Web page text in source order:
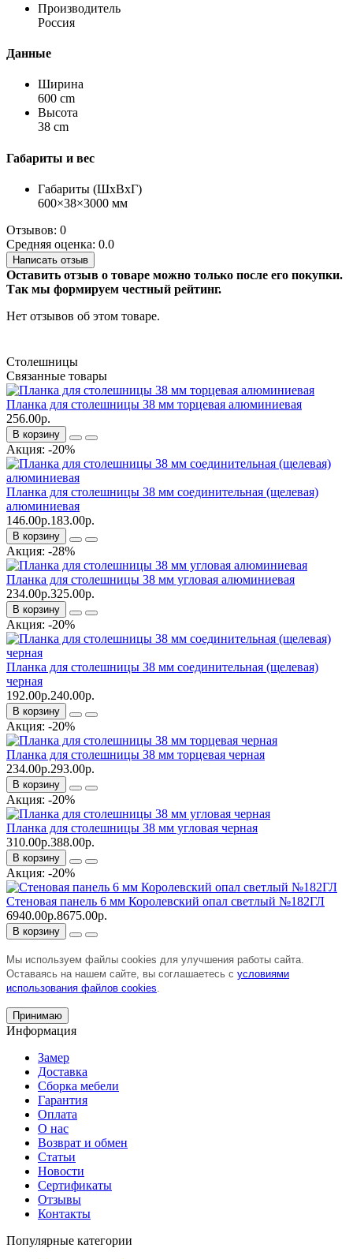
Производитель
Россия
Данные
Ширина
600 cm
Высота
38 cm
Габариты и вес
Габариты (ШхВхГ)
600×38×3000 мм
Отзывов: 0
Средняя оценка: 0.0
Написать отзыв
Оставить отзыв о товаре можно только после его покупки.
Так мы формируем честный рейтинг.
Нет отзывов об этом товаре.
Столешницы
Связанные товары
Планка для столешницы 38 мм торцевая алюминиевая
256.00р.
В корзину
Акция: -20%
Планка для столешницы 38 мм соединительная (щелевая)
алюминиевая
146.00р.183.00р.
В корзину
Акция: -28%
Планка для столешницы 38 мм угловая алюминиевая
234.00р.325.00р.
В корзину
Акция: -20%
Планка для столешницы 38 мм соединительная (щелевая)
черная
192.00р.240.00р.
В корзину
Акция: -20%
Планка для столешницы 38 мм торцевая черная
234.00р.293.00р.
В корзину
Акция: -20%
Планка для столешницы 38 мм угловая черная
310.00р.388.00р.
В корзину
Акция: -20%
Стеновая панель 6 мм Королевский опал светлый №182ГЛ
6940.00р.8675.00р.
В корзину
Мы используем файлы cookies для улучшения работы сайта.
Оставаясь на нашем сайте, вы соглашаетесь с условиями
использования файлов cookies.
Принимаю
Информация
Замер
Доставка
Сборка мебели
Гарантия
Оплата
О нас
Возврат и обмен
Статьи
Новости
Сертификаты
Отзывы
Контакты
Популярные категории